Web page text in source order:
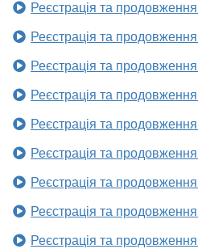
Реєстрація та
Реєстрація та
Реєстрація та
Реєстрація та
Реєстрація та
Реєстрація та
Реєстрація та
Реєстрація та
Реєстрація та